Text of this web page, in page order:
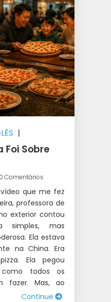
|
|ESTUDAR
Foi Sobre
0 Comentários
que me fez
professora de
exterior contou
simples, mas
Ela estava
na China. Era
Ela pegou
todos os
fazer. Mas, ao
Continue